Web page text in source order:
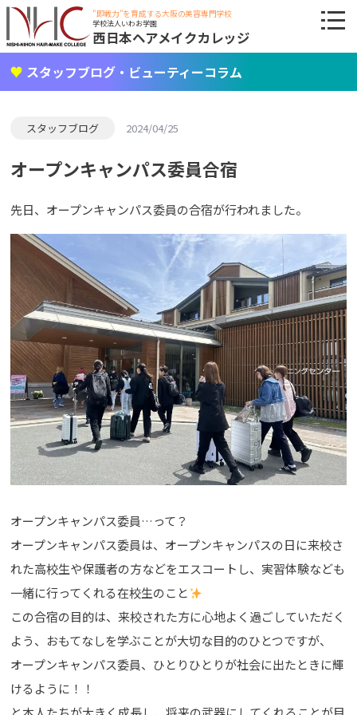
"即戦力"を育成する大阪の美容専門学校
学校法人いわお学園
西日本ヘアメイクカレッジ
スタッフブログ・ビューティーコラム
スタッフブログ 2024/04/25
オープンキャンパス委員合宿
先日、オープンキャンパス委員の合宿が行われました。
オープンキャンパス委員…って？
オープンキャンパス委員は、オープンキャンパスの日に来校さ
れた高校生や保護者の方などをエスコートし、実習体験なども
一緒に行ってくれる在校生のこと
この合宿の目的は、来校された方に心地よく過ごしていただく
よう、おもてなしを学ぶことが大切な目的のひとつですが、
オープンキャンパス委員、ひとりひとりが社会に出たときに輝
けるように！！